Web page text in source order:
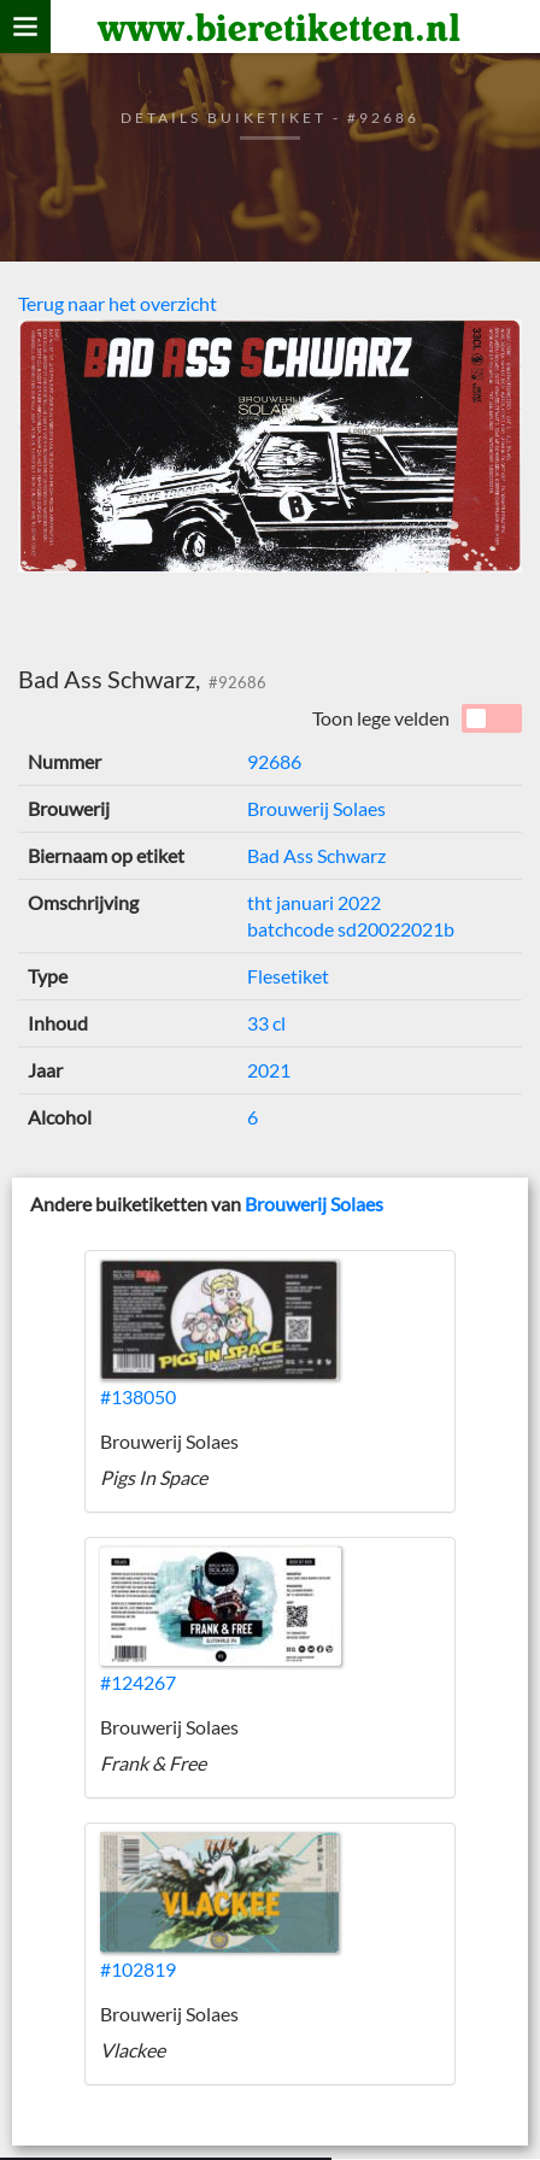
www.bieretiketten.nl
Home
verzamelen
De bierkaart
Bezoekers
DETAILS BUIKETIKET - #92686
Terug naar het overzicht
Bad Ass Schwarz, #92686
Toon lege velden
Nummer
92686
Brouwerij Brouwerij Solaes
Biernaam op etiket Bad Ass Schwarz
Omschrijving
tht januari 2022
batchcode sd20022021b
Type Flesetiket
Inhoud 33 cl
Jaar 2021
Alcohol 6
Andere buiketiketten van Brouwerij Solaes
#138050
Brouwerij Solaes
Pigs In Space
#124267
Brouwerij Solaes
Frank & Free
#102819
Brouwerij Solaes
Vlackee